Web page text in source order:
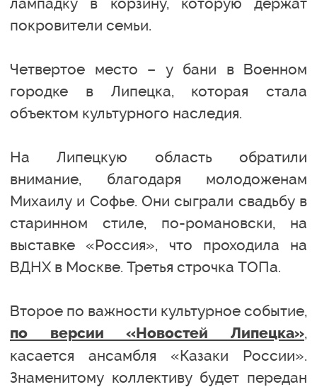
покровители семьи.
Четвертое место – у бани в Военном
городке в Липецка, которая стала
объектом культурного наследия.
На Липецкую область обратили
внимание, благодаря молодоженам
Михаилу и Софье. Они сыграли свадьбу в
старинном стиле, по-романовски, на
выставке «Россия», что проходила на
ВДНХ в Москве. Третья строчка ТОПа.
Второе по важности культурное событие,
по версии «Новостей Липецка»,
касается ансамбля «Казаки России».
Знаменитому коллективу будет передан